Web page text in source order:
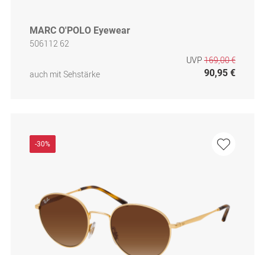
MARC O'POLO Eyewear
506112 62
auch mit Sehstärke
UVP 169,00 €
90,95 €
-30%